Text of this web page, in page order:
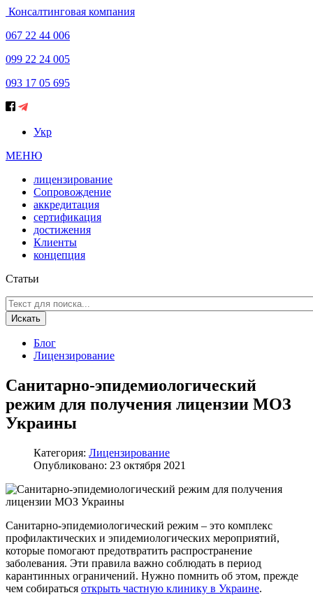
Консалтинговая компания
067 22 44 006
099 22 24 005
093 17 05 695
Укр
МЕНЮ
лицензирование
Сопровождение
аккредитация
сертификация
достижения
Клиенты
концепция
Статьи
Искать
Блог
Лицензирование
Санитарно-эпидемиологический
режим для получения лицензии МОЗ
Украины
Категория: Лицензирование
Опубликовано: 23 октября 2021
Санитарно-эпидемиологический режим – это комплекс
профилактических и эпидемиологических мероприятий,
которые помогают предотвратить распространение
заболевания. Эти правила важно соблюдать в период
карантинных ограничений. Нужно помнить об этом, прежде
чем собираться открыть частную клинику в Украине.